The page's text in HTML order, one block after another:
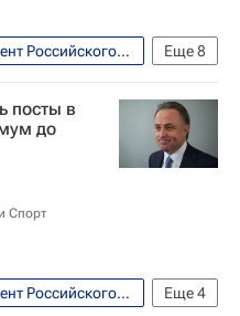
Еще8
Виталий Мутко - новый президент Российского футбольного союза (РФС). Мнения, комментарии
посты в
до
Спорт
Еще4
Виталий Мутко - новый президент Российского футбольного союза (РФС). Мнения, комментарии